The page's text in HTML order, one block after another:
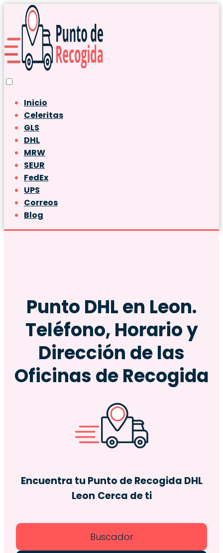
Inicio
Celeritas
GLS
DHL
MRW
SEUR
FedEx
UPS
Correos
Blog
Punto DHL en Leon.
Teléfono, Horario y
Dirección de las
Oficinas de Recogida
Encuentra tu Punto de Recogida DHL
Leon Cerca de ti
Buscador